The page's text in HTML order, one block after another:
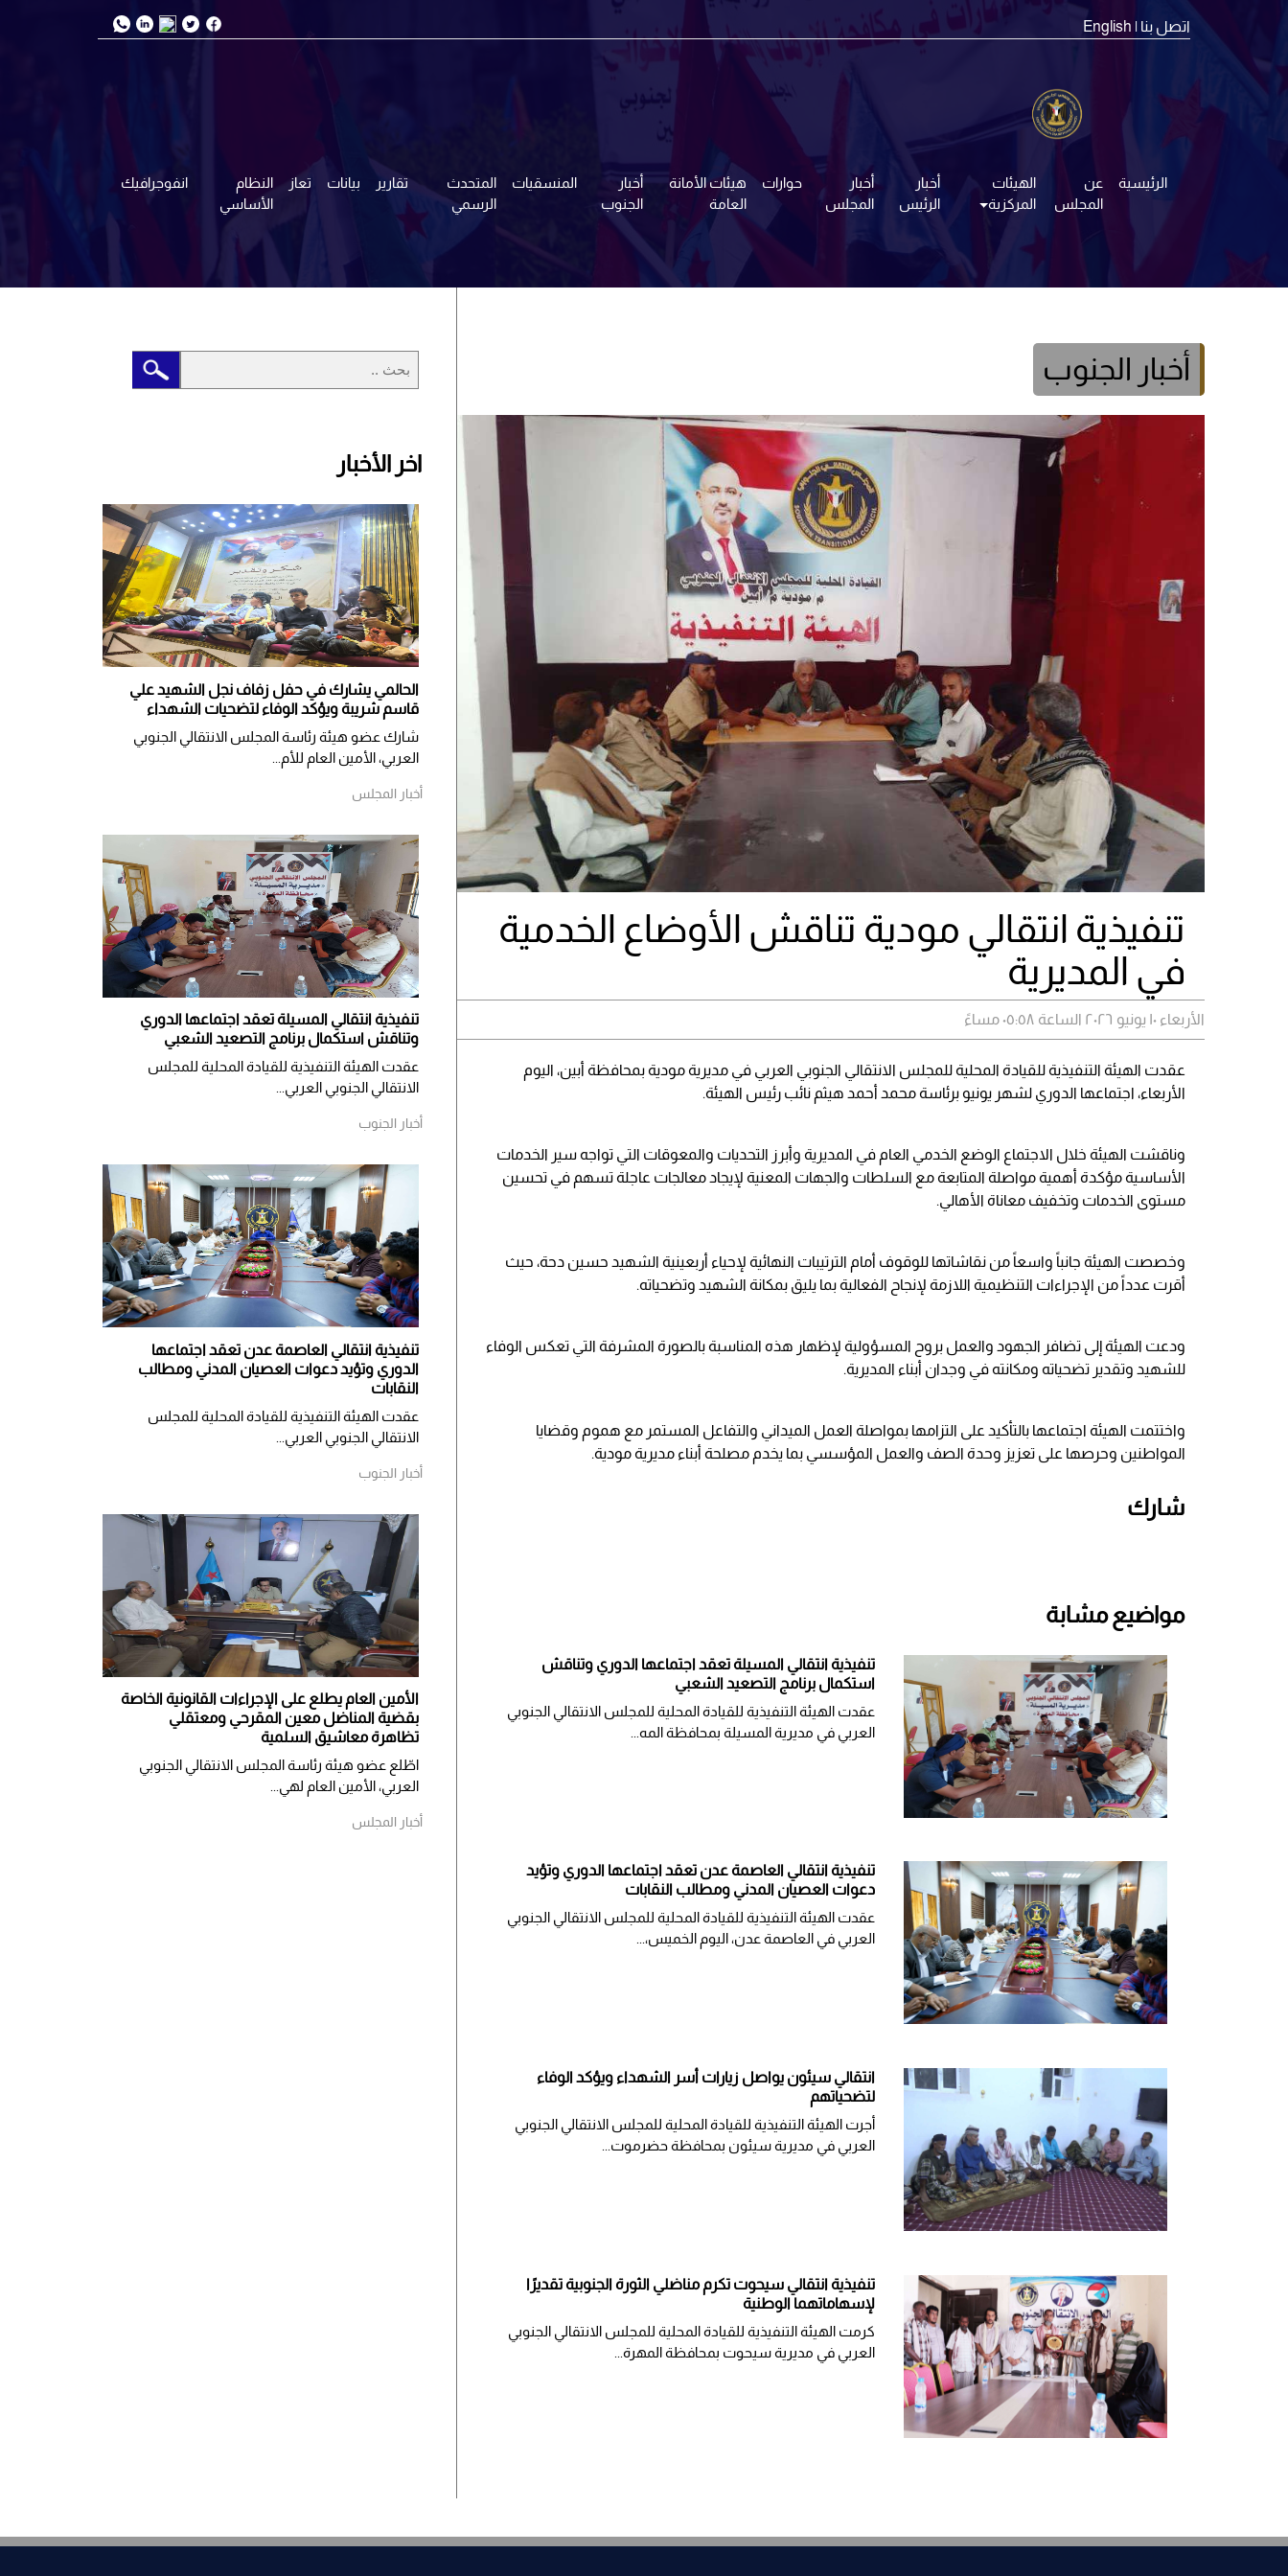
اتصل بنا | English
الرئيسية
عن
المجلس
الهيئات
المركزية
أخبار
الرئيس
أخبار
المجلس
حوارات
هيئات الأمانة
العامة
أخبار
الجنوب
المنسقيات
المتحدث
الرسمي
تقارير بيانات تعاز
النظام
الأساسي
انفوجرافيك
أخبار الجنوب
تنفيذية انتقالي مودية تناقش الأوضاع الخدمية
في المديرية
الأربعاء ١٠ يونيو ٢٠٢٦ الساعة ٠٥:٥٨ مساءً
عقدت الهيئة التنفيذية للقيادة المحلية للمجلس الانتقالي الجنوبي العربي في مديرية مودية بمحافظة أبين، اليوم
الأربعاء، اجتماعها الدوري لشهر يونيو برئاسة محمد أحمد هيثم نائب رئيس الهيئة.
وناقشت الهيئة خلال الاجتماع الوضع الخدمي العام في المديرية وأبرز التحديات والمعوقات التي تواجه سير الخدمات
الأساسية مؤكدة أهمية مواصلة المتابعة مع السلطات والجهات المعنية لإيجاد معالجات عاجلة تسهم في تحسين
مستوى الخدمات وتخفيف معاناة الأهالي.
وخصصت الهيئة جانباً واسعاً من نقاشاتها للوقوف أمام الترتيبات النهائية لإحياء أربعينية الشهيد حسين دحة، حيث
أقرت عدداً من الإجراءات التنظيمية اللازمة لإنجاح الفعالية بما يليق بمكانة الشهيد وتضحياته.
ودعت الهيئة إلى تضافر الجهود والعمل بروح المسؤولية لإظهار هذه المناسبة بالصورة المشرفة التي تعكس الوفاء
للشهيد وتقدير تضحياته ومكانته في وجدان أبناء المديرية.
واختتمت الهيئة اجتماعها بالتأكيد على التزامها بمواصلة العمل الميداني والتفاعل المستمر مع هموم وقضايا
المواطنين وحرصها على تعزيز وحدة الصف والعمل المؤسسي بما يخدم مصلحة أبناء مديرية مودية.
شارك
مواضيع مشابة
تنفيذية انتقالي المسيلة تعقد اجتماعها الدوري وتناقش
استكمال برنامج التصعيد الشعبي
عقدت الهيئة التنفيذية للقيادة المحلية للمجلس الانتقالي الجنوبي
العربي في مديرية المسيلة بمحافظة المه...
تنفيذية انتقالي العاصمة عدن تعقد اجتماعها الدوري وتؤيد
دعوات العصيان المدني ومطالب النقابات
​عقدت الهيئة التنفيذية للقيادة المحلية للمجلس الانتقالي الجنوبي
العربي في العاصمة عدن، اليوم الخميس،...
انتقالي سيئون يواصل زيارات أسر الشهداء ويؤكد الوفاء
لتضحياتهم
أجرت الهيئة التنفيذية للقيادة المحلية للمجلس الانتقالي الجنوبي
العربي في مديرية سيئون بمحافظة حضرموت...
تنفيذية انتقالي سيحوت تكرم مناضلي الثورة الجنوبية تقديرًا
لإسهاماتهما الوطنية
كرمت الهيئة التنفيذية للقيادة المحلية للمجلس الانتقالي الجنوبي
العربي في مديرية سيحوت بمحافظة المهرة...
اخر الأخبار
الحالمي يشارك في حفل زفاف نجل الشهيد علي
قاسم شريبة ويؤكد الوفاء لتضحيات الشهداء
شارك عضو هيئة رئاسة المجلس الانتقالي الجنوبي
العربي، الأمين العام للأم...
أخبار المجلس
تنفيذية انتقالي المسيلة تعقد اجتماعها الدوري
وتناقش استكمال برنامج التصعيد الشعبي
عقدت الهيئة التنفيذية للقيادة المحلية للمجلس
الانتقالي الجنوبي العربي...
أخبار الجنوب
تنفيذية انتقالي العاصمة عدن تعقد اجتماعها
الدوري وتؤيد دعوات العصيان المدني ومطالب
النقابات
​عقدت الهيئة التنفيذية للقيادة المحلية للمجلس
الانتقالي الجنوبي العربي...
أخبار الجنوب
الأمين العام يطلع على الإجراءات القانونية الخاصة
بقضية المناضل معين المقرحي ومعتقلي
تظاهرة معاشيق السلمية
اطّلع عضو هيئة رئاسة المجلس الانتقالي الجنوبي
العربي، الأمين العام لهي...
أخبار المجلس